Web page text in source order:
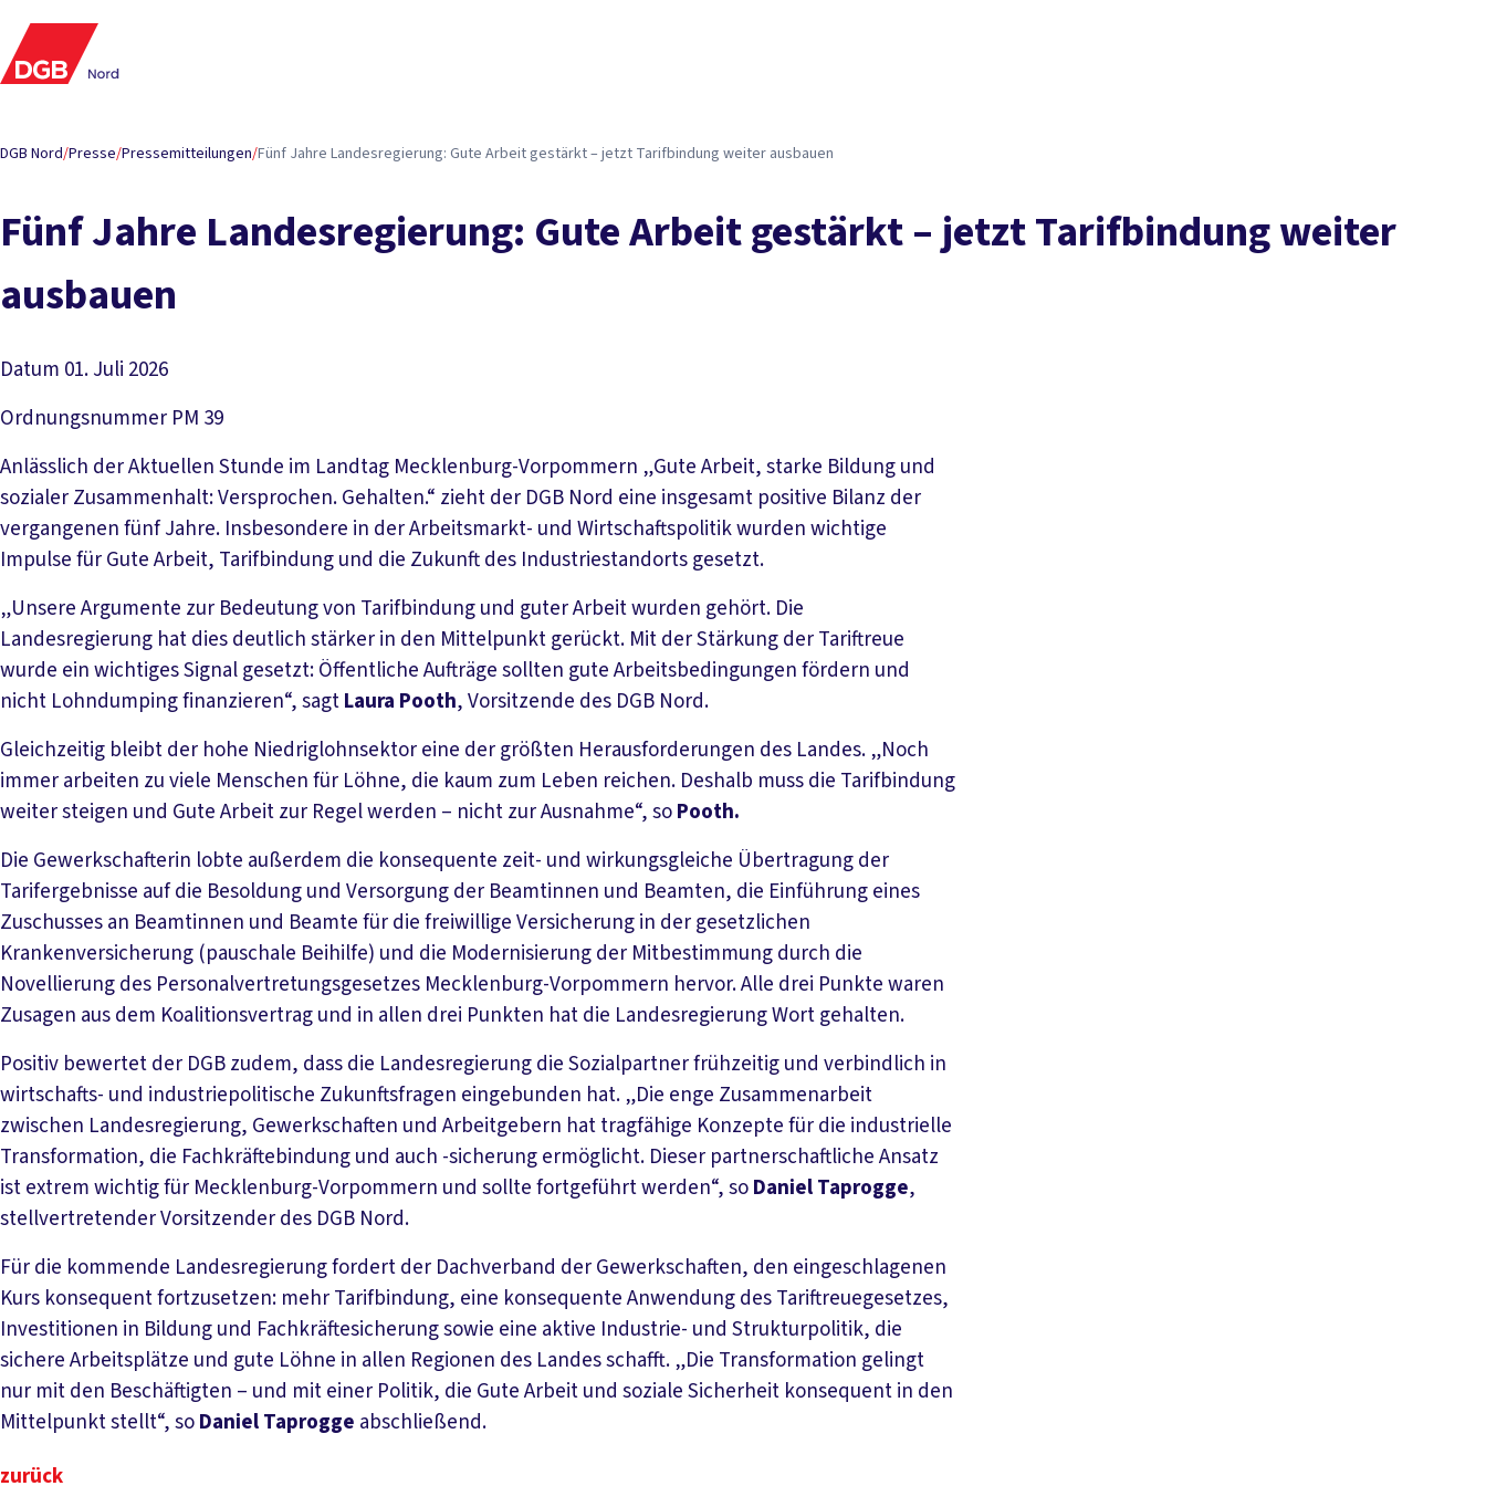
DGB Nord/Presse/Pressemitteilungen/Fünf Jahre Landesregierung: Gute Arbeit gestärkt – jetzt Tarifbindung weiter ausbauen
Fünf Jahre Landesregierung: Gute Arbeit gestärkt – jetzt Tarifbindung weiter
ausbauen
Datum 01. Juli 2026
Ordnungsnummer PM 39
Anlässlich der Aktuellen Stunde im Landtag Mecklenburg-Vorpommern „Gute Arbeit, starke Bildung und
sozialer Zusammenhalt: Versprochen. Gehalten.“ zieht der DGB Nord eine insgesamt positive Bilanz der
vergangenen fünf Jahre. Insbesondere in der Arbeitsmarkt- und Wirtschaftspolitik wurden wichtige
Impulse für Gute Arbeit, Tarifbindung und die Zukunft des Industriestandorts gesetzt.
„Unsere Argumente zur Bedeutung von Tarifbindung und guter Arbeit wurden gehört. Die
Landesregierung hat dies deutlich stärker in den Mittelpunkt gerückt. Mit der Stärkung der Tariftreue
wurde ein wichtiges Signal gesetzt: Öffentliche Aufträge sollten gute Arbeitsbedingungen fördern und
nicht Lohndumping finanzieren“, sagtLaura Pooth, Vorsitzende des DGB Nord.
Gleichzeitig bleibt der hohe Niedriglohnsektor eine der größten Herausforderungen des Landes. „Noch
immer arbeiten zu viele Menschen für Löhne, die kaum zum Leben reichen. Deshalb muss die Tarifbindung
weiter steigen und Gute Arbeit zur Regel werden – nicht zur Ausnahme“, soPooth.
Die Gewerkschafterin lobte außerdem die konsequente zeit- und wirkungsgleiche Übertragung der
Tarifergebnisse auf die Besoldung und Versorgung der Beamtinnen und Beamten, die Einführung eines
Zuschusses an Beamtinnen und Beamte für die freiwillige Versicherung in der gesetzlichen
Krankenversicherung (pauschale Beihilfe) und die Modernisierung der Mitbestimmung durch die
Novellierung des Personalvertretungsgesetzes Mecklenburg-Vorpommern hervor. Alle drei Punkte waren
Zusagen aus dem Koalitionsvertrag und in allen drei Punkten hat die Landesregierung Wort gehalten.
Positiv bewertet der DGB zudem, dass die Landesregierung die Sozialpartner frühzeitig und verbindlich in
wirtschafts- und industriepolitische Zukunftsfragen eingebunden hat. „Die enge Zusammenarbeit
zwischen Landesregierung, Gewerkschaften und Arbeitgebern hat tragfähige Konzepte für die industrielle
Transformation, die Fachkräftebindung und auch -sicherung ermöglicht. Dieser partnerschaftliche Ansatz
ist extrem wichtig für Mecklenburg-Vorpommern und sollte fortgeführt werden“, soDaniel Taprogge,
stellvertretender Vorsitzender des DGB Nord.
Für die kommende Landesregierung fordert der Dachverband der Gewerkschaften, den eingeschlagenen
Kurs konsequent fortzusetzen: mehr Tarifbindung, eine konsequente Anwendung des Tariftreuegesetzes,
Investitionen in Bildung und Fachkräftesicherung sowie eine aktive Industrie- und Strukturpolitik, die
sichere Arbeitsplätze und gute Löhne in allen Regionen des Landes schafft. „Die Transformation gelingt
nur mit den Beschäftigten – und mit einer Politik, die Gute Arbeit und soziale Sicherheit konsequent in den
Mittelpunkt stellt“, soDaniel Taprogge abschließend.
zurück